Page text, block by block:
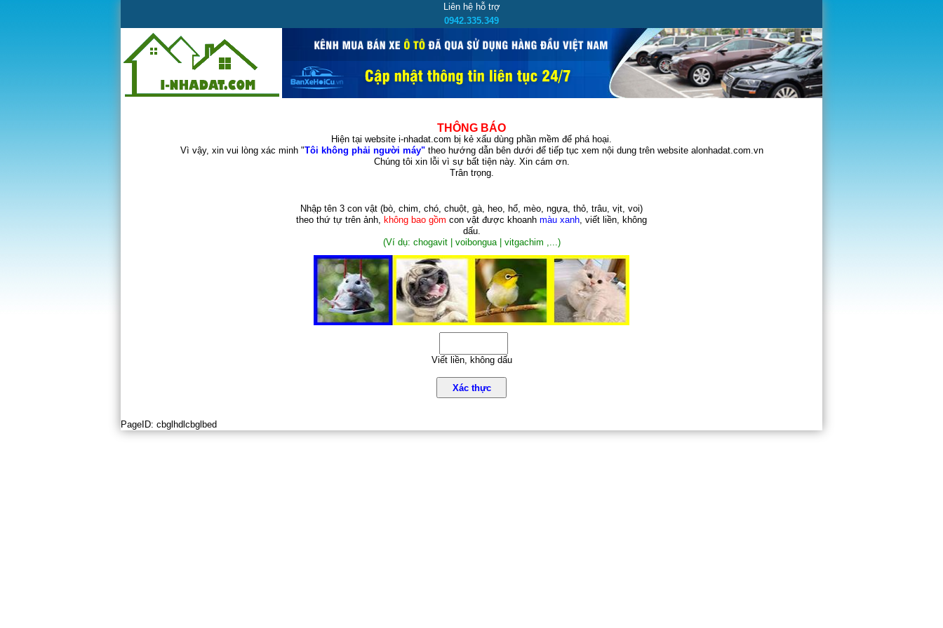
Liên hệ hỗ trợ
0942.335.349
THÔNG BÁO
Hiện tại website i-nhadat.com bị kẻ xấu dùng phần mềm để phá hoại.
Vì vậy, xin vui lòng xác minh "Tôi không phải người máy"theo hướng dẫn bên dưới để tiếp tục xem nội dung trên website alonhadat.com.vn
Chúng tôi xin lỗi vì sự bất tiện này. Xin cám ơn.
Trân trọng.
Nhập tên 3 con vật (bò, chim, chó, chuột, gà, heo, hổ, mèo, ngựa, thỏ, trâu, vịt, voi)
theo thứ tự trên ảnh, không bao gồm con vật được khoanh màu xanh, viết liền, không
dấu.
(Ví dụ: chogavit | voibongua | vitgachim ,...)
Viết liền, không dấu
Xác thực
PageID: cbglhdlcbglbed